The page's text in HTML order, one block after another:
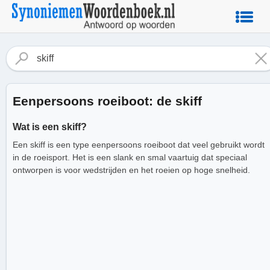
Eenpersoons roeiboot: de skiff
Wat is een skiff?
Een skiff is een type eenpersoons roeiboot dat veel gebruikt wordt
in de roeisport. Het is een slank en smal vaartuig dat speciaal
ontworpen is voor wedstrijden en het roeien op hoge snelheid.